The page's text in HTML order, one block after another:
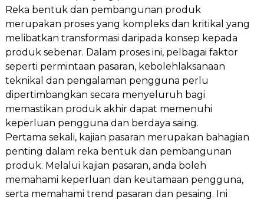
Reka bentuk dan pembangunan produk
merupakan proses yang kompleks dan kritikal yang
melibatkan transformasi daripada konsep kepada
produk sebenar. Dalam proses ini, pelbagai faktor
seperti permintaan pasaran, kebolehlaksanaan
teknikal dan pengalaman pengguna perlu
dipertimbangkan secara menyeluruh bagi
memastikan produk akhir dapat memenuhi
keperluan pengguna dan berdaya saing.
Pertama sekali, kajian pasaran merupakan bahagian
penting dalam reka bentuk dan pembangunan
produk. Melalui kajian pasaran, anda boleh
memahami keperluan dan keutamaan pengguna,
serta memahami trend pasaran dan pesaing. Ini